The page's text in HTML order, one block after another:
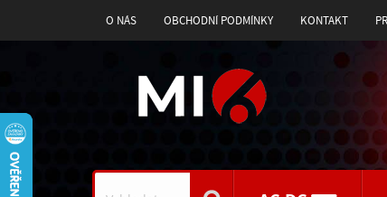
O NÁS OBCHODNÍ PODMÍNKY KONTAKT
Vyhledávání